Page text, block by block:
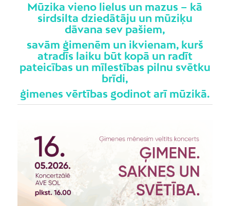
Mūzika vieno lielus un mazus – kā
sirdsilta dziedātāju un mūziķu
dāvana sev pašiem,
savām ģimenēm un ikvienam, kurš
atradīs laiku būt kopā un radīt
pateicības un mīlestības pilnu svētku
brīdi,
ģimenes vērtības godinot arī mūzikā.